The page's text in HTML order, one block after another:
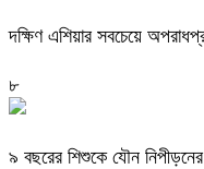
দক্ষিণ এশিয়ার সবচেয়ে
৮
৯ বছরের শিশুকে যৌন